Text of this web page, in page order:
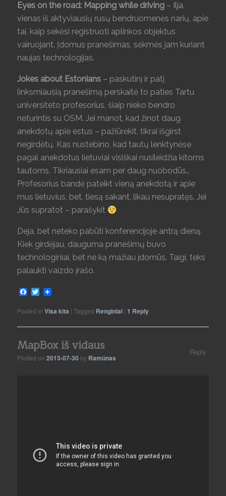
Eyes on the road: Mapping while driving – Ilja,
vienas iš aktyviausių rusų bendruomenės narių, apie
tai, kaip sekėsi registruoti aplinkos objektus
vairuojant. Įdomus pranešimas, sėkmės jam kuriant
naujas technologijas.
Jokes about Estonians – paskutinį ir patį
linksmiausią pranešimą perskaitė to paties Tartu
universiteto profesorius, šiaip nieko bendro
neturintis su OSM. Jei manot, kad žinot daug
anekdotų apie estus – pažiūrėkit, tikrai išgirst
negirdėtų. Kas nustebino, kad tautų lenktynėse
pagal anekdotus lietuviai visiškai nusileidžia kitoms
tautoms. Tikriausiai esam per daug nuobodūs…
Profesorius bandė pateikt vieną anekdotą ir apie
mus lietuvius, bet, tiesą sakant, likau nesupratęs. Jei
Jūs supratot – parašykit
Deja, bet neteko pabūti konferencijoje antrą dieną.
Kiek girdėjau, dauguma pranešimų buvo
technologiniai, bet ne ką mažiau įdomūs. Taigi, teks
palaukti vaizdo įrašo.
Facebook
Twitter
Posted in Visa kita |Tagged Renginiai | 1 Reply
MapBox iš vidaus
Posted on2013-07-30 by Ramūnas
Reply